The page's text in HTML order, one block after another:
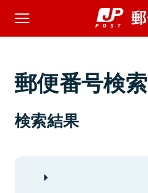
郵便番号検索
検索結果